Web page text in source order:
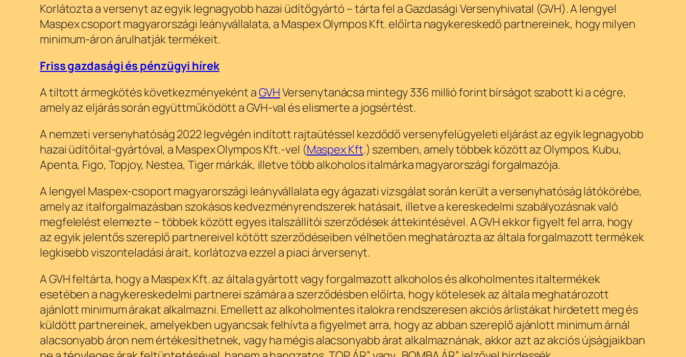
Korlátozta a versenyt az egyik legnagyobb hazai üdítőgyártó – tárta fel a Gazdasági Versenyhivatal (GVH). A lengyel
Maspex csoport magyarországi leányvállalata, a Maspex Olympos Kft. előírta nagykereskedő partnereinek, hogy milyen
minimum-áron árulhatják termékeit.
Friss gazdasági és pénzügyi hírek
A tiltott ármegkötés következményeként aGVHVersenytanácsa mintegy 336 millió forint bírságot szabott ki a cégre,
amely az eljárás során együttműködött a GVH-val és elismerte a jogsértést.
A nemzeti versenyhatóság 2022 legvégén indított rajtaütéssel kezdődő versenyfelügyeleti eljárást az egyik legnagyobb
hazai üdítőital-gyártóval, a Maspex Olympos Kft.-vel (Maspex Kft.) szemben, amely többek között az Olympos, Kubu,
Apenta, Figo, Topjoy, Nestea, Tiger márkák, illetve több alkoholos italmárka magyarországi forgalmazója.
A lengyel Maspex-csoport magyarországi leányvállalata egy ágazati vizsgálat során került a versenyhatóság látókörébe,
amely az italforgalmazásban szokásos kedvezményrendszerek hatásait, illetve a kereskedelmi szabályozásnak való
megfelelést elemezte – többek között egyes italszállítói szerződések áttekintésével. A GVH ekkor figyelt fel arra, hogy
az egyik jelentős szereplő partnereivel kötött szerződéseiben vélhetően meghatározta az általa forgalmazott termékek
legkisebb viszonteladási árait, korlátozva ezzel a piaci árversenyt.
A GVH feltárta, hogy a Maspex Kft. az általa gyártott vagy forgalmazott alkoholos és alkoholmentes italtermékek
esetében a nagykereskedelmi partnerei számára a szerződésben előírta, hogy kötelesek az általa meghatározott
ajánlott minimum árakat alkalmazni. Emellett az alkoholmentes italokra rendszeresen akciós árlistákat hirdetett meg és
küldött partnereinek, amelyekben ugyancsak felhívta a figyelmet arra, hogy az abban szereplő ajánlott minimum árnál
alacsonyabb áron nem értékesíthetnek, vagy ha mégis alacsonyabb árat alkalmaznának, akkor azt az akciós újságjaikban